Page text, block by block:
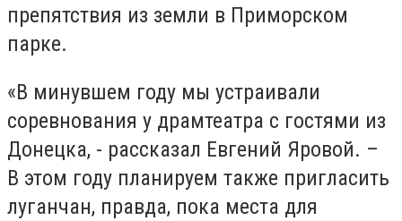
препятствия из земли в Приморском
парке.
«В минувшем году мы устраивали
соревнования у драмтеатра с гостями из
Донецка, - рассказал Евгений Яровой. –
В этом году планируем также пригласить
луганчан, правда, пока места для